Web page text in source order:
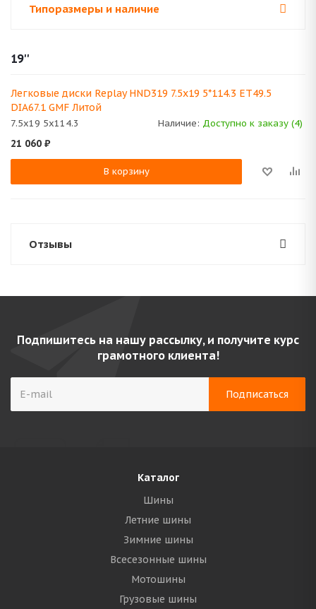
Типоразмеры и наличие
19''
Легковые диски Replay HND319 7.5x19 5*114.3 ET49.5
DIA67.1 GMF Литой
7.5x19 5x114.3 Наличие: Доступно к заказу (4)
21 060 ₽
В корзину
Отзывы
Подпишитесь на нашу рассылку, и получите курс
грамотного клиента!
Каталог
Шины
Летние шины
Зимние шины
Всесезонные шины
Мотошины
Грузовые шины